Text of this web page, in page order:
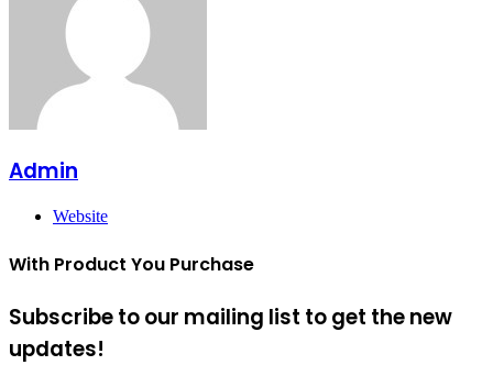
Admin
Website
With Product You Purchase
Subscribe to our mailing list to get the new
updates!